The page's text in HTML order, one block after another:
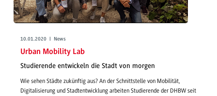
10.01.2020 | News
Urban Mobility Lab
Studierende entwickeln die Stadt von morgen
Wie sehen Städte zukünftig aus? An der Schnittstelle von Mobilität,
Digitalisierung und Stadtentwicklung arbeiten Studierende der DHBW seit